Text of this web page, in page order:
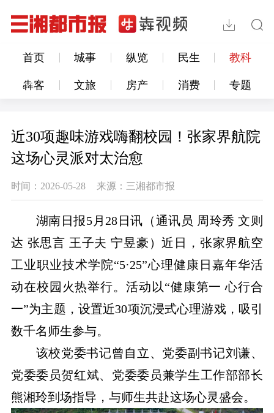
首页 城事 纵览 民生 教科
犇客 文旅 房产 消费 专题
近30项趣味游戏嗨翻校园！张家界航院
这场心灵派对太治愈
时间：2026-05-28 来源：三湘都市报
湖南日报5月28日讯（通讯员 周玲秀 文则
达 张思言 王子夫 宁昱豪）近日，张家界航空
工业职业技术学院“5·25”心理健康日嘉年华活
动在校园火热举行。活动以“健康第一 心行合
一”为主题，设置近30项沉浸式心理游戏，吸引
数千名师生参与。
该校党委书记曾自立、党委副书记刘谦、
党委委员贺红斌、党委委员兼学生工作部部长
熊湘玲到场指导，与师生共赴这场心灵盛会。